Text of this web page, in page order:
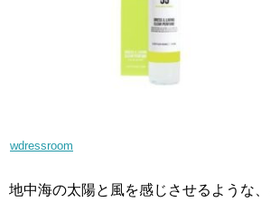
wdressroom
地中海の太陽と風を感じさせるような、